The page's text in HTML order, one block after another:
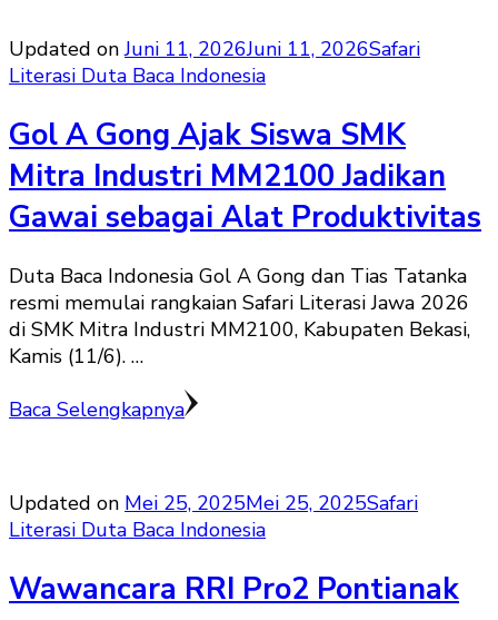
Updated onJuni 11, 2026Juni 11, 2026Safari
Literasi Duta Baca Indonesia
Gol A Gong Ajak Siswa SMK
Mitra Industri MM2100 Jadikan
Gawai sebagai Alat Produktivitas
Duta Baca Indonesia Gol A Gong dan Tias Tatanka
resmi memulai rangkaian Safari Literasi Jawa 2026
di SMK Mitra Industri MM2100, Kabupaten Bekasi,
Kamis (11/6). …
Baca Selengkapnya
Updated on Mei 25, 2025Mei 25, 2025Safari
Literasi Duta Baca Indonesia
Wawancara RRI Pro2 Pontianak